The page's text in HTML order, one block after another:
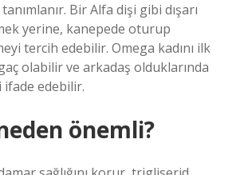
Bir Alfa dişi gibi dışarı
yerine, kanepede oturup
tercih edebilir. Omega kadını ilk
olabilir ve arkadaş olduklarında
ifade edebilir.
önemli?